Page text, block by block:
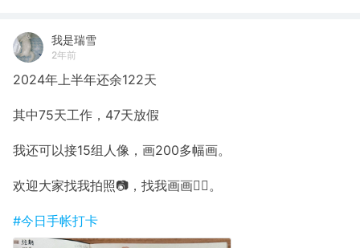
我是瑞雪
2年前
2024年上半年还余122天
其中75天工作，47天放假
我还可以接15组人像，画200多幅画。
欢迎大家找我拍照📷，找我画画✍🏼。
#今日手帐打卡